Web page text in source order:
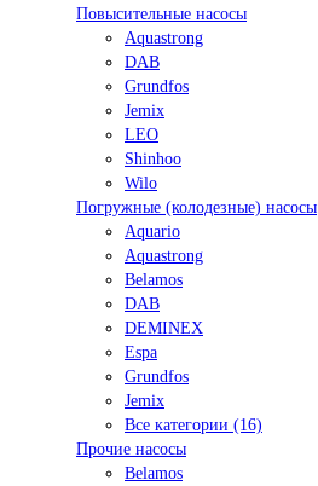
Повысительные насосы
Aquastrong
DAB
Grundfos
Jemix
LEO
Shinhoo
Wilo
Погружные (колодезные) насосы
Aquario
Aquastrong
Belamos
DAB
DEMINEX
Espa
Grundfos
Jemix
Все категории (16)
Прочие насосы
Belamos